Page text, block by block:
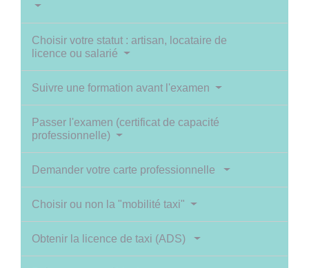
Choisir votre statut : artisan, locataire de
licence ou salarié
Suivre une formation avant l'examen
Passer l'examen (certificat de capacité
professionnelle)
Demander votre carte professionnelle
Choisir ou non la "mobilité taxi"
Obtenir la licence de taxi (ADS)